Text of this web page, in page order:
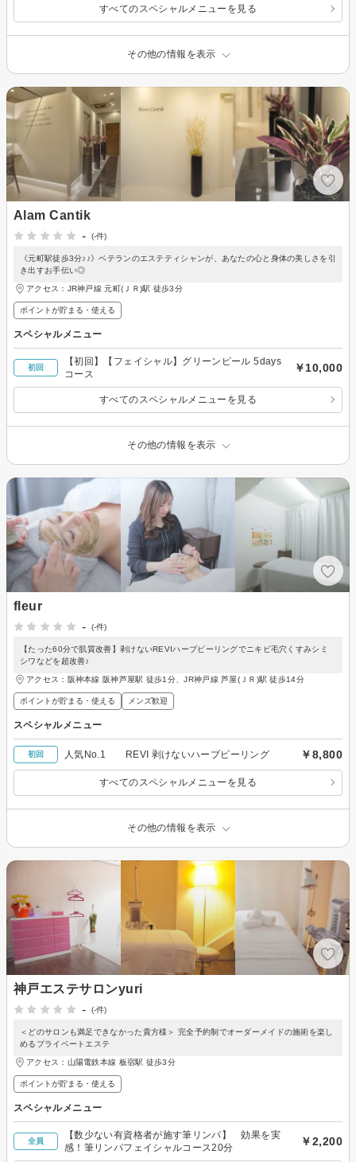
すべてのスペシャルメニューを見る
その他の情報を表示
Alam Cantik
-
(-件)
《元町駅徒歩3分♪♪》ベテランのエステティシャンが、あなたの心と身体の美しさを引
き出すお手伝い◎
アクセス：JR神戸線 元町(ＪＲ)駅 徒歩3分
ポイントが貯まる・使える
スペシャルメニュー
初回
【初回】【フェイシャル】グリーンピール 5days
コース
￥10,000
すべてのスペシャルメニューを見る
その他の情報を表示
fleur
-
(-件)
【たった60分で肌質改善】剥けないREVIハーブピーリングでニキビ毛穴くすみシミ
シワなどを超改善♪
アクセス：阪神本線 阪神芦屋駅 徒歩1分、JR神戸線 芦屋(ＪＲ)駅 徒歩14分
ポイントが貯まる・使える メンズ歓迎
スペシャルメニュー
初回 人気No.1 REVI 剥けないハーブピーリング ￥8,800
すべてのスペシャルメニューを見る
その他の情報を表示
神戸エステサロンyuri
-
(-件)
＜どのサロンも満足できなかった貴方様＞ 完全予約制でオーダーメイドの施術を楽し
めるプライベートエステ
アクセス：山陽電鉄本線 板宿駅 徒歩3分
ポイントが貯まる・使える
スペシャルメニュー
全員
【数少ない有資格者が施す筆リンパ】 効果を実
感！筆リンパフェイシャルコース20分
￥2,200